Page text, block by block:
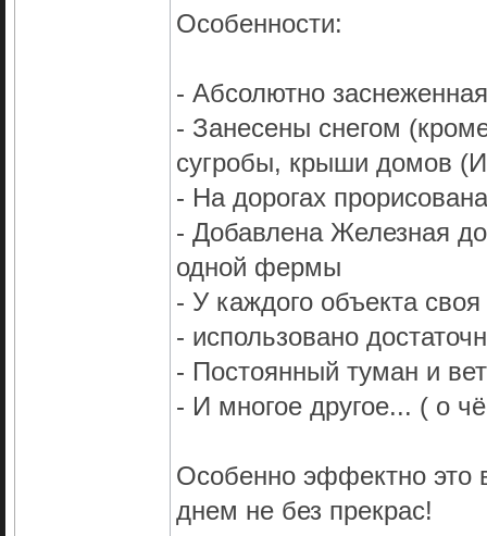
Особенности:
- Абсолютно
- Занесены снегом
сугробы, крыши домов
- На дорогах
- Добавлена Железная
одной фермы
- У каждого объекта
- использовано
- Постоянный туман и
- И многое другое... ( о
Особенно эффектно это
днем не без прекрас!